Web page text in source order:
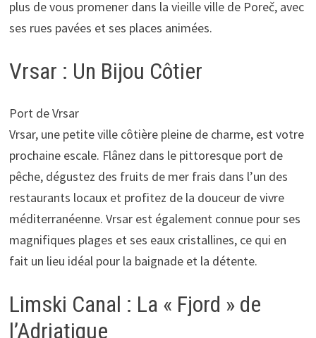
plus de vous promener dans la vieille ville de Poreč, avec
ses rues pavées et ses places animées.
Vrsar : Un Bijou Côtier
Port de Vrsar
Vrsar, une petite ville côtière pleine de charme, est votre
prochaine escale. Flânez dans le pittoresque port de
pêche, dégustez des fruits de mer frais dans l’un des
restaurants locaux et profitez de la douceur de vivre
méditerranéenne. Vrsar est également connue pour ses
magnifiques plages et ses eaux cristallines, ce qui en
fait un lieu idéal pour la baignade et la détente.
Limski Canal : La « Fjord » de
l’Adriatique